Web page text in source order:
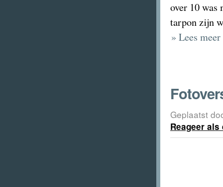
over 10 was
tarpon zijn
» Lees
Geplaatst
Reageer